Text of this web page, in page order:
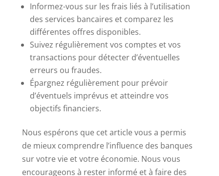
Informez-vous sur les frais liés à l’utilisation
des services bancaires et comparez les
différentes offres disponibles.
Suivez régulièrement vos comptes et vos
transactions pour détecter d’éventuelles
erreurs ou fraudes.
Épargnez régulièrement pour prévoir
d’éventuels imprévus et atteindre vos
objectifs financiers.
Nous espérons que cet article vous a permis
de mieux comprendre l’influence des banques
sur votre vie et votre économie. Nous vous
encourageons à rester informé et à faire des